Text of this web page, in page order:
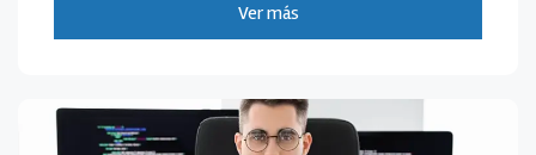
Ver más